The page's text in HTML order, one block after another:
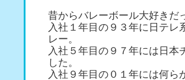
昔からバレーボール大好きだ
入社１年目の９３年に日テレ
レー。
入社５年目の９７年には日本
した。
入社９年目の０１年には何